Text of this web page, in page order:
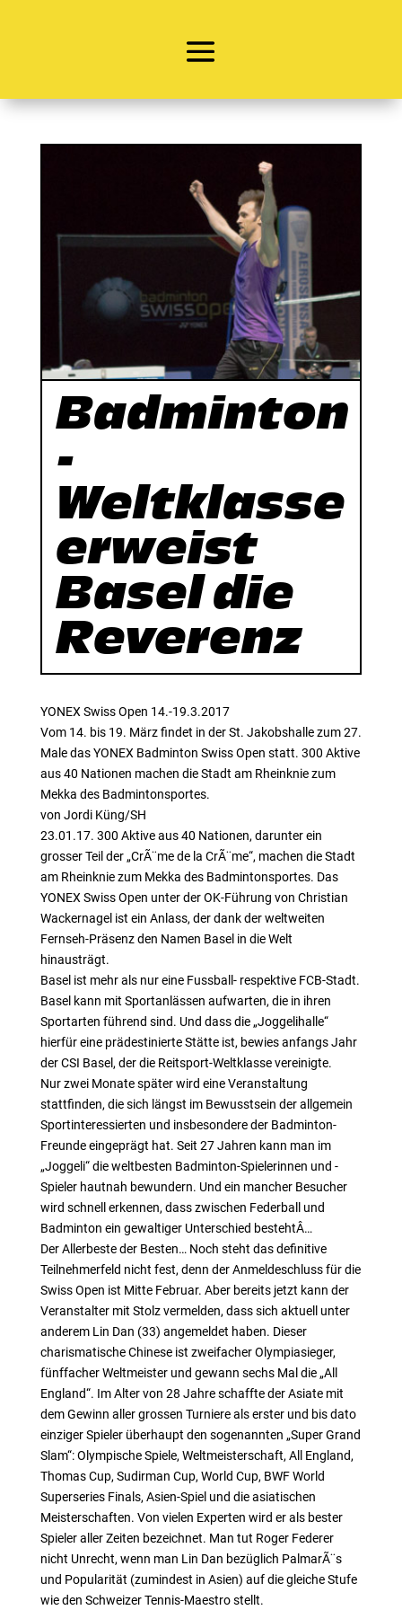
Badminton
-
Weltklasse
erweist
Basel die
Reverenz
YONEX Swiss Open 14.-19.3.2017
Vom 14. bis 19. März findet in der St. Jakobshalle zum 27.
Male das YONEX Badminton Swiss Open statt. 300 Aktive
aus 40 Nationen machen die Stadt am Rheinknie zum
Mekka des Badmintonsportes.
von Jordi Küng/SH
23.01.17. 300 Aktive aus 40 Nationen, darunter ein
grosser Teil der „CrÃ¨me de la CrÃ¨me“, machen die Stadt
am Rheinknie zum Mekka des Badmintonsportes. Das
YONEX Swiss Open unter der OK-Führung von Christian
Wackernagel ist ein Anlass, der dank der weltweiten
Fernseh-Präsenz den Namen Basel in die Welt
hinausträgt.
Basel ist mehr als nur eine Fussball- respektive FCB-Stadt.
Basel kann mit Sportanlässen aufwarten, die in ihren
Sportarten führend sind. Und dass die „Joggelihalle“
hierfür eine prädestinierte Stätte ist, bewies anfangs Jahr
der CSI Basel, der die Reitsport-Weltklasse vereinigte.
Nur zwei Monate später wird eine Veranstaltung
stattfinden, die sich längst im Bewusstsein der allgemein
Sportinteressierten und insbesondere der Badminton-
Freunde eingeprägt hat. Seit 27 Jahren kann man im
„Joggeli“ die weltbesten Badminton-Spielerinnen und -
Spieler hautnah bewundern. Und ein mancher Besucher
wird schnell erkennen, dass zwischen Federball und
Badminton ein gewaltiger Unterschied bestehtÂ…
Der Allerbeste der Besten… Noch steht das definitive
Teilnehmerfeld nicht fest, denn der Anmeldeschluss für die
Swiss Open ist Mitte Februar. Aber bereits jetzt kann der
Veranstalter mit Stolz vermelden, dass sich aktuell unter
anderem Lin Dan (33) angemeldet haben. Dieser
charismatische Chinese ist zweifacher Olympiasieger,
fünffacher Weltmeister und gewann sechs Mal die „All
England“. Im Alter von 28 Jahre schaffte der Asiate mit
dem Gewinn aller grossen Turniere als erster und bis dato
einziger Spieler überhaupt den sogenannten „Super Grand
Slam“: Olympische Spiele, Weltmeisterschaft, All England,
Thomas Cup, Sudirman Cup, World Cup, BWF World
Superseries Finals, Asien-Spiel und die asiatischen
Meisterschaften. Von vielen Experten wird er als bester
Spieler aller Zeiten bezeichnet. Man tut Roger Federer
nicht Unrecht, wenn man Lin Dan bezüglich PalmarÃ¨s
und Popularität (zumindest in Asien) auf die gleiche Stufe
wie den Schweizer Tennis-Maestro stellt.